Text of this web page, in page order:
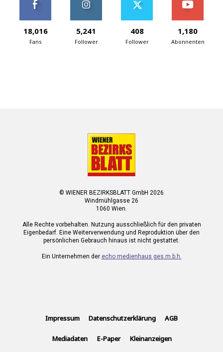
18,016
Fans
5,241
Follower
408
Follower
1,180
Abonnenten
© WIENER BEZIRKSBLATT GmbH 2026
Windmühlgasse 26
1060 Wien.
Alle Rechte vorbehalten. Nutzung ausschließlich für den privaten
Eigenbedarf. Eine Weiterverwendung und Reproduktion über den
persönlichen Gebrauch hinaus ist nicht gestattet.
Ein Unternehmen der echo medienhaus ges.m.b.h.
Impressum Datenschutzerklärung AGB
Mediadaten E-Paper Kleinanzeigen